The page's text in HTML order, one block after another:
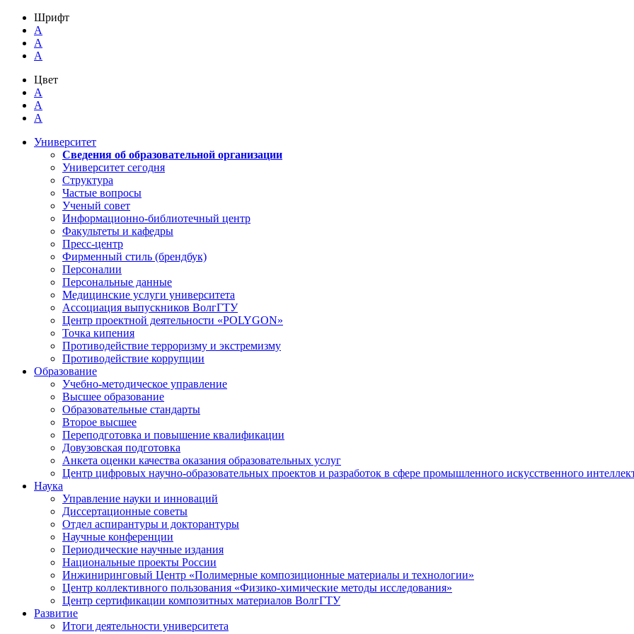
Шрифт
A
A
A
Цвет
A
A
A
Университет
Сведения об образовательной организации
Университет сегодня
Структура
Частые вопросы
Ученый совет
Информационно-библиотечный центр
Факультеты и кафедры
Пресс-центр
Фирменный стиль (брендбук)
Персоналии
Персональные данные
Медицинские услуги университета
Ассоциация выпускников ВолгГТУ
Центр проектной деятельности «POLYGON»
Точка кипения
Противодействие терроризму и экстремизму
Противодействие коррупции
Образование
Учебно-методическое управление
Высшее образование
Образовательные стандарты
Второе высшее
Переподготовка и повышение квалификации
Довузовская подготовка
Анкета оценки качества оказания образовательных услуг
Центр цифровых научно-образовательных проектов и разработок в сфере промышленного искусственного
Наука
Управление науки и инноваций
Диссертационные советы
Отдел аспирантуры и докторантуры
Научные конференции
Периодические научные издания
Национальные проекты России
Инжиниринговый Центр «Полимерные композиционные материалы и технологии»
Центр коллективного пользования «Физико-химические методы исследования»
Центр сертификации композитных материалов ВолгГТУ
Развитие
Итоги деятельности университета